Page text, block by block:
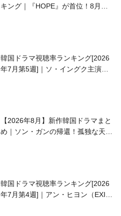
キング｜『HOPE』が首位！8月公
韓国ドラマ視聴率ランキング[2026
年7月第5週]｜ソ・イングク主演の
【2026年8月】新作韓国ドラマまと
め｜ソン・ガンの帰還！孤独な天才
韓国ドラマ視聴率ランキング[2026
年7月第4週]｜アン・ヒヨン（EXID